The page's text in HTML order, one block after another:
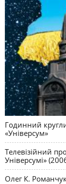
Годинний
«Універсум»
Телевізійний
Універсумі»
Олег К.